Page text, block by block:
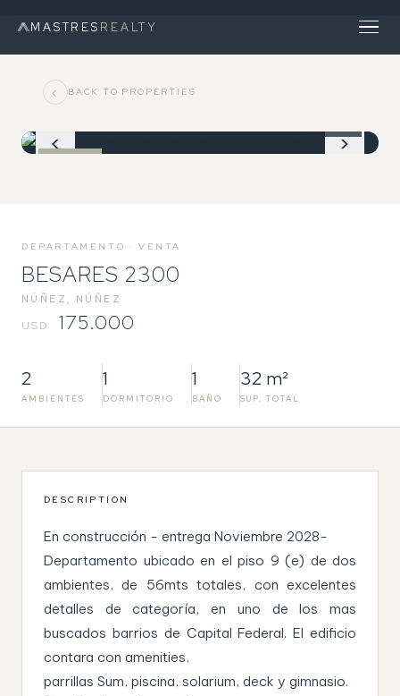
MASTRES REALTY
‹ BACK TO PROPERTIES
‹ ›
DEPARTAMENTO · VENTA
BESARES 2300
NÚÑEZ, NÚÑEZ
USD 175.000
2
AMBIENTES
1
DORMITORIO
1
BAÑO
32 m²
SUP. TOTAL
DESCRIPTION
En construcción - entrega Noviembre 2028-
Departamento ubicado en el piso 9 (e) de dos
ambientes, de 56mts totales, con excelentes
detalles de categoría, en uno de los mas
buscados barrios de Capital Federal. El edificio
contara con amenities,
parrillas Sum, piscina, solarium, deck y gimnasio.